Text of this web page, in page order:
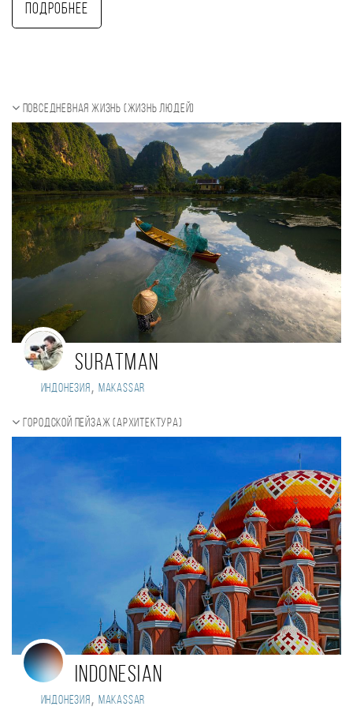
Подробнее
Повседневная жизнь (Жизнь людей)
Suratman
Индонезия , Makassar
Городской пейзаж (Архитектура)
Indonesian
Индонезия, Makassar